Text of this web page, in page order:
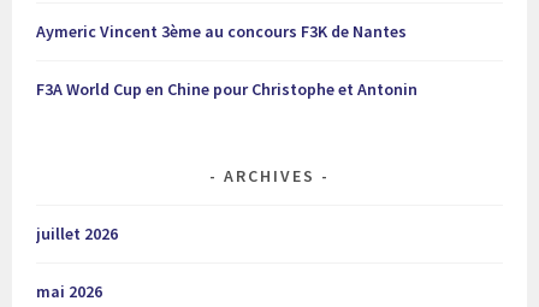
Aymeric Vincent 3ème au concours F3K de Nantes
F3A World Cup en Chine pour Christophe et Antonin
ARCHIVES
juillet 2026
mai 2026